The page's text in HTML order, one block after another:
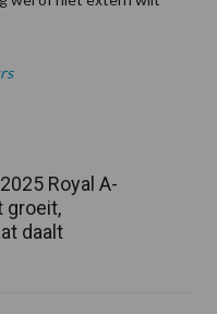
Royal A-
groeit,
daalt